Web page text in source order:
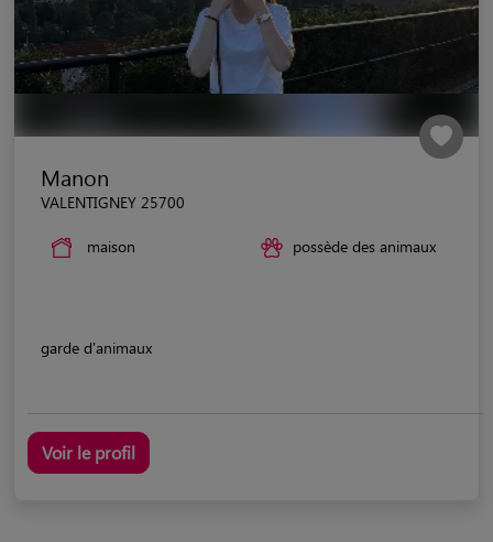
Manon
VALENTIGNEY 25700
maison possède des animaux
garde d'animaux
Voir le profil